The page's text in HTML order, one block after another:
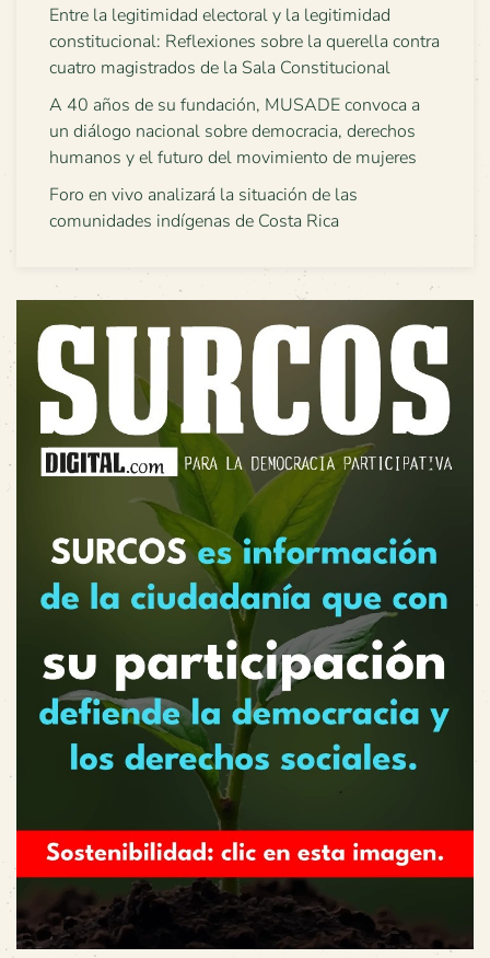
Entre la legitimidad electoral y la legitimidad
constitucional: Reflexiones sobre la querella contra
cuatro magistrados de la Sala Constitucional
A 40 años de su fundación, MUSADE convoca a
un diálogo nacional sobre democracia, derechos
humanos y el futuro del movimiento de mujeres
Foro en vivo analizará la situación de las
comunidades indígenas de Costa Rica